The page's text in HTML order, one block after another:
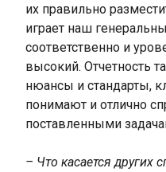
их правильно
играет наш
соответственно и
высокий. Отчетность
нюансы и стандарты,
понимают и отлично
поставленными
– Что касается других